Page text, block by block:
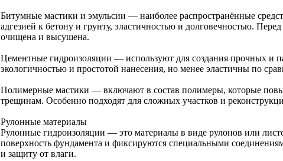
Битумные мастики и эмульсии — наиболее распространённые
адгезией к бетону и грунту, эластичностью и долговечностью.
очищена и высушена.
Цементные гидроизоляции — используют для создания прочных и
экологичностью и простотой нанесения, но менее эластичны по
Полимерные мастики — включают в состав полимеры, которые
трещинам. Особенно подходят для сложных участков и
Рулонные материалы
Рулонные гидроизоляции — это материалы в виде рулонов или
поверхность фундамента и фиксируются специальными
и защиту от влаги.